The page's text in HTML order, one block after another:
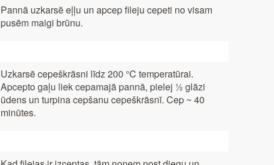
Pannā uzkarsē eļļu un apcep fileju cepeti no visam
pusēm maigi brūnu.
Uzkarsē cepeškrāsni līdz 200 °C temperatūrai.
Apcepto gaļu liek cepamajā pannā, pielej ½ glāzi
ūdens un turpina cepšanu cepeškrāsnī. Cep ~ 40
minūtes.